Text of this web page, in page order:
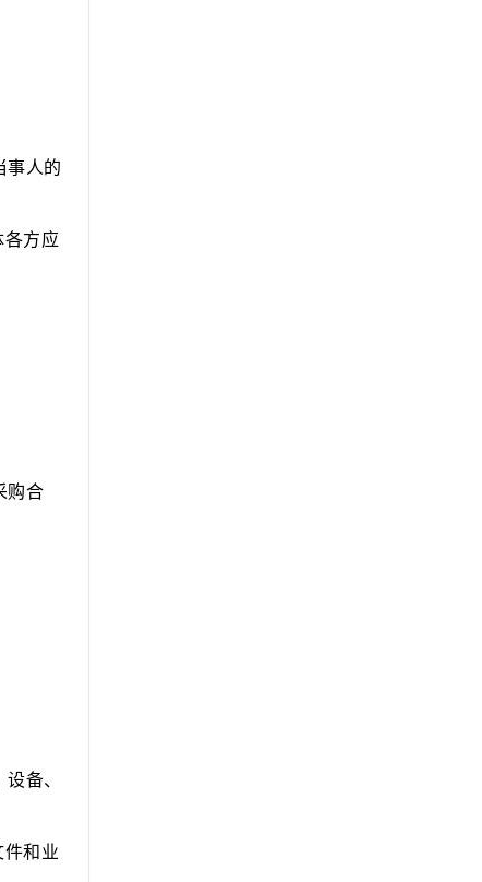
事人的
各方应
购合
备、
件和业